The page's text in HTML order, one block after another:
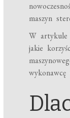
maszyn
W artykule
jakie